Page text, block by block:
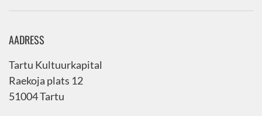
AADRESS
Tartu Kultuurkapital
Raekoja plats 12
51004 Tartu